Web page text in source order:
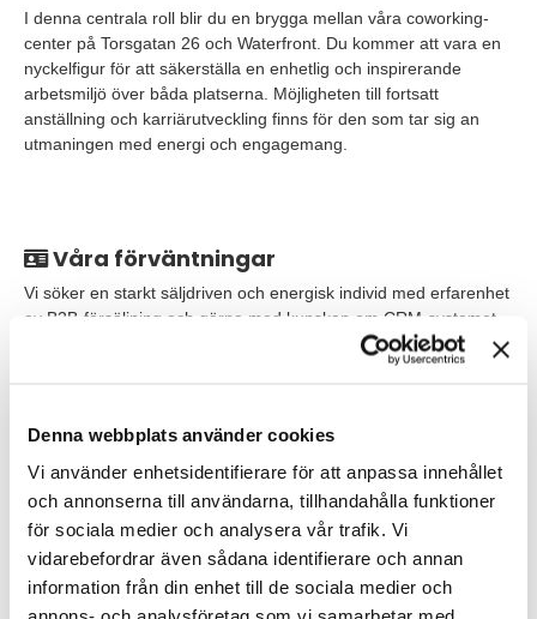
Denna webbplats använder cookies
Vi använder enhetsidentifierare för att anpassa innehållet
och annonserna till användarna, tillhandahålla funktioner
för sociala medier och analysera vår trafik. Vi
vidarebefordrar även sådana identifierare och annan
information från din enhet till de sociala medier och
I denna centrala roll blir du en brygga mellan våra coworking-
center på Torsgatan 26 och Waterfront. Du kommer att vara en
nyckelfigur för att säkerställa en enhetlig och inspirerande
arbetsmiljö över båda platserna. Möjligheten till fortsatt
anställning och karriärutveckling finns för den som tar sig an
utmaningen med energi och engagemang.
Våra förväntningar
Vi söker en starkt säljdriven och energisk individ med erfarenhet
av B2B-försäljning och gärna med kunskap om CRM-systemet
Upsales med några års erfarenhet av försäljning. Du bör vara
självständig, proaktiv och ha förmågan att bygga starka och
Vi vill att du har en beprövad framgångsrik track record med
erfarenhet av att sälja coworking-tjänster eller B2B-
kontorsuthyrning är meriterande, men vi ser också positivt på
kandidater med erfarenhet av försäljning inom andra områden,
såsom kopiatorer eller kaffemaskiner. Bakgrund inom större
hotellkedjor med erfarenhet av att förhandla avtal och att av ha
haft kundansvar kan också vara av intresse.